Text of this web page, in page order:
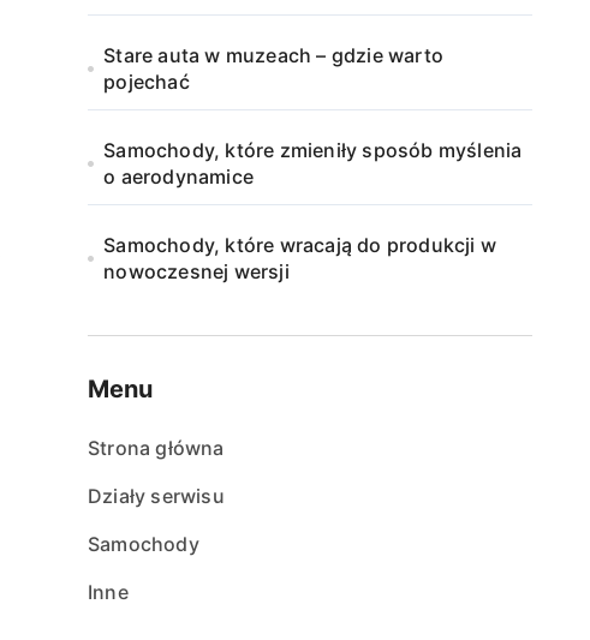
Stare auta w muzeach – gdzie warto
pojechać
Samochody, które zmieniły sposób myślenia
o aerodynamice
Samochody, które wracają do produkcji w
nowoczesnej wersji
Menu
Strona główna
Działy serwisu
Samochody
Inne